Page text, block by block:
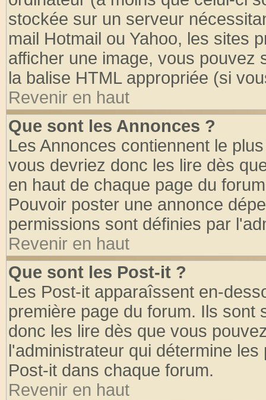
stockée sur un serveur
mail Hotmail ou Yahoo, les sites
afficher une image, vous pouvez
la balise HTML appropriée (si
Revenir en haut
Que sont les Annonces ?
Les Annonces contiennent le
vous devriez donc les lire dès
en haut de chaque page du
Pouvoir poster une annonce
permissions sont définies par
Revenir en haut
Que sont les Post-it ?
Les Post-it apparaîssent en-
première page du forum. Ils
donc les lire dès que vous
l'administrateur qui détermine
Post-it dans chaque forum.
Revenir en haut